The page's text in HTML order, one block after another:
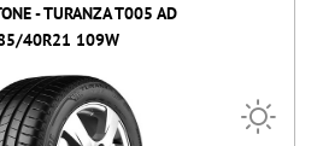
- TURANZA T005 AD
40R21 109W